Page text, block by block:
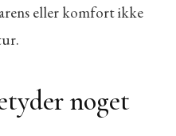
eller komfort ikke
noget